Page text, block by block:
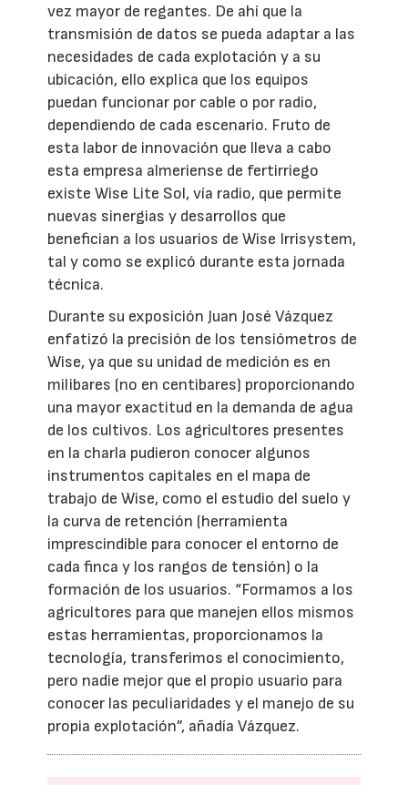
vez mayor de regantes. De ahí que la
transmisión de datos se pueda adaptar a las
necesidades de cada explotación y a su
ubicación, ello explica que los equipos
puedan funcionar por cable o por radio,
dependiendo de cada escenario. Fruto de
esta labor de innovación que lleva a cabo
esta empresa almeriense de fertirriego
existe Wise Lite Sol, vía radio, que permite
nuevas sinergias y desarrollos que
benefician a los usuarios de Wise Irrisystem,
tal y como se explicó durante esta jornada
técnica.
Durante su exposición Juan José Vázquez
enfatizó la precisión de los tensiómetros de
Wise, ya que su unidad de medición es en
milibares (no en centibares) proporcionando
una mayor exactitud en la demanda de agua
de los cultivos. Los agricultores presentes
en la charla pudieron conocer algunos
instrumentos capitales en el mapa de
trabajo de Wise, como el estudio del suelo y
la curva de retención (herramienta
imprescindible para conocer el entorno de
cada finca y los rangos de tensión) o la
formación de los usuarios. “Formamos a los
agricultores para que manejen ellos mismos
estas herramientas, proporcionamos la
tecnología, transferimos el conocimiento,
pero nadie mejor que el propio usuario para
conocer las peculiaridades y el manejo de su
propia explotación”, añadía Vázquez.